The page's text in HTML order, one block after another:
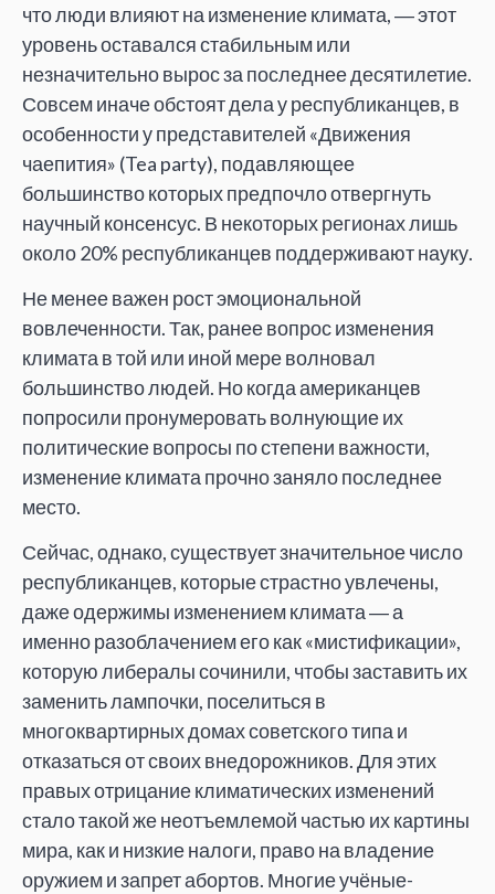
что люди влияют на изменение климата, ― этот
уровень оставался стабильным или
незначительно вырос за последнее десятилетие.
Совсем иначе обстоят дела у республиканцев, в
особенности у представителей «Движения
чаепития» (Tea party), подавляющее
большинство которых предпочло отвергнуть
научный консенсус. В некоторых регионах лишь
около 20% республиканцев поддерживают науку.
Не менее важен рост эмоциональной
вовлеченности. Так, ранее вопрос изменения
климата в той или иной мере волновал
большинство людей. Но когда американцев
попросили пронумеровать волнующие их
политические вопросы по степени важности,
изменение климата прочно заняло последнее
место.
Сейчас, однако, существует значительное число
республиканцев, которые страстно увлечены,
даже одержимы изменением климата ― а
именно разоблачением его как «мистификации»,
которую либералы сочинили, чтобы заставить их
заменить лампочки, поселиться в
многоквартирных домах советского типа и
отказаться от своих внедорожников. Для этих
правых отрицание климатических изменений
стало такой же неотъемлемой частью их картины
мира, как и низкие налоги, право на владение
оружием и запрет абортов. Многие учёные-